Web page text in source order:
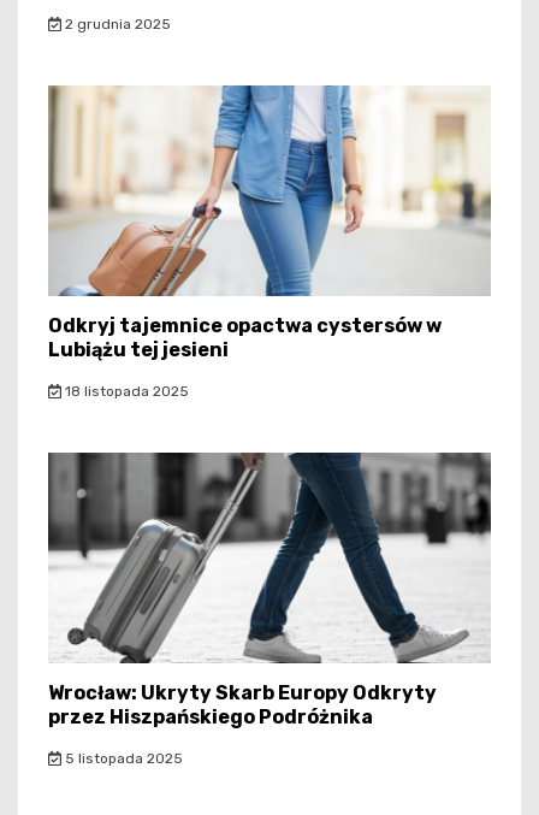
2 grudnia 2025
Odkryj tajemnice opactwa cystersów w
Lubiążu tej jesieni
18 listopada 2025
Wrocław: Ukryty Skarb Europy Odkryty
przez Hiszpańskiego Podróżnika
5 listopada 2025